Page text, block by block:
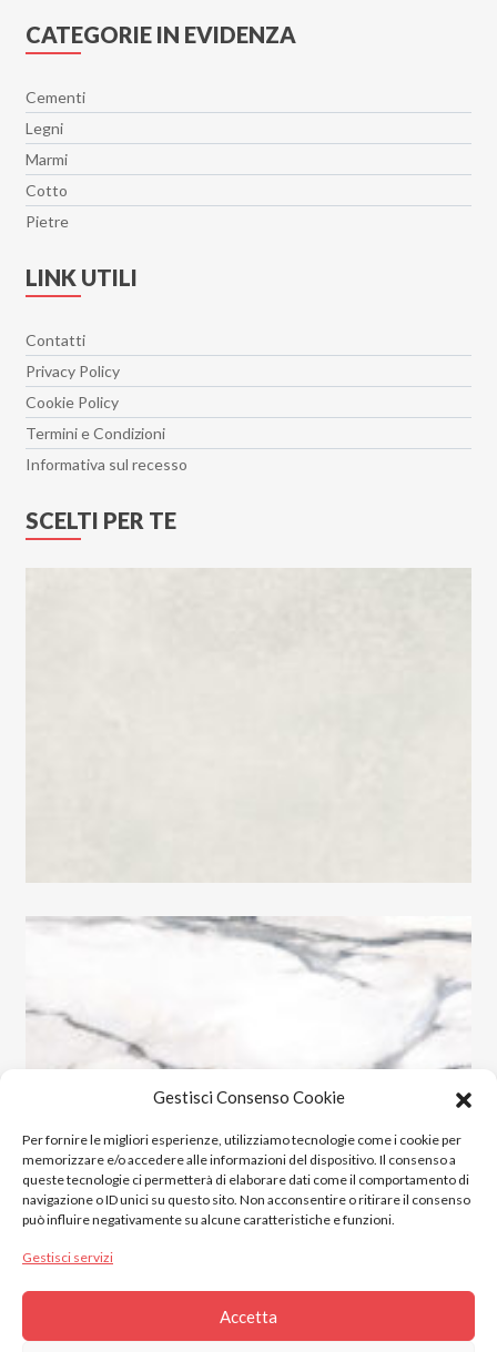
Gestisci Consenso Cookie
Per fornire le migliori esperienze, utilizziamo tecnologie come i cookie per
memorizzare e/o accedere alle informazioni del dispositivo. Il consenso a
queste tecnologie ci permetterà di elaborare dati come il comportamento di
navigazione o ID unici su questo sito. Non acconsentire o ritirare il consenso
può influire negativamente su alcune caratteristiche e funzioni.
Gestisci servizi
Accetta
CATEGORIE IN EVIDENZA
Cementi
Legni
Marmi
Cotto
Pietre
LINK UTILI
Contatti
Privacy Policy
Cookie Policy
Termini e Condizioni
Informativa sul recesso
SCELTI PER TE
2023 © Gres Italia Online. All Rights Reserved.